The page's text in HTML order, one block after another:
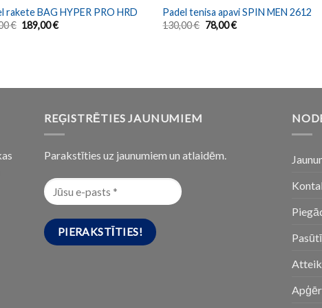
rakete BAG HYPER PRO HRD
€ 189,00€
Padel tenisa apavi SPIN MEN 2612
130,00€ 78,00€
REĢISTRĒTIES JAUNUMIEM
Parakstīties uz jaunumiem un atlaidēm.